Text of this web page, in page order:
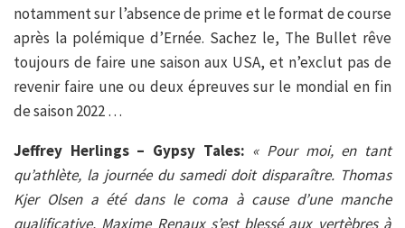
notamment sur l’absence de prime et le format de course
après la polémique d’Ernée. Sachez le, The Bullet rêve
toujours de faire une saison aux USA, et n’exclut pas de
revenir faire une ou deux épreuves sur le mondial en fin
de saison 2022 …
Jeffrey Herlings – Gypsy Tales: « Pour moi, en tant
qu’athlète, la journée du samedi doit disparaître. Thomas
Kjer Olsen a été dans le coma à cause d’une manche
qualificative, Maxime Renaux s’est blessé aux vertèbres à